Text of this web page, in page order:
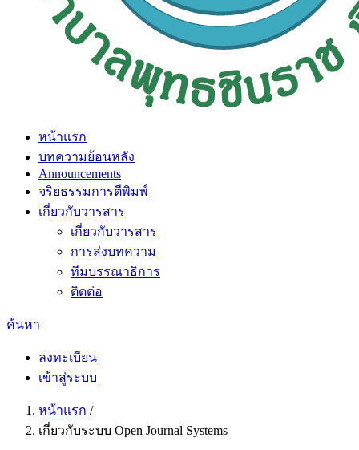
หน้าแรก
บทความย้อนหลัง
Announcements
จริยธรรมการตีพิมพ์
เกี่ยวกับวารสาร
เกี่ยวกับวารสาร
การส่งบทความ
ทีมบรรณาธิการ
ติดต่อ
ค้นหา
ลงทะเบียน
เข้าสู่ระบบ
หน้าแรก /
เกี่ยวกับระบบ Open Journal Systems